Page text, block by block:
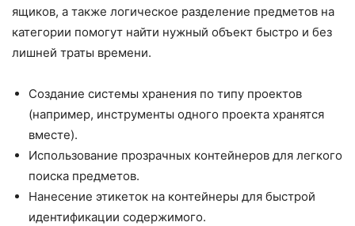
ящиков, а также логическое разделение предметов на
категории помогут найти нужный объект быстро и без
лишней траты времени.
Создание системы хранения по типу проектов
(например, инструменты одного проекта хранятся
вместе).
Использование прозрачных контейнеров для легкого
поиска предметов.
Нанесение этикеток на контейнеры для быстрой
идентификации содержимого.